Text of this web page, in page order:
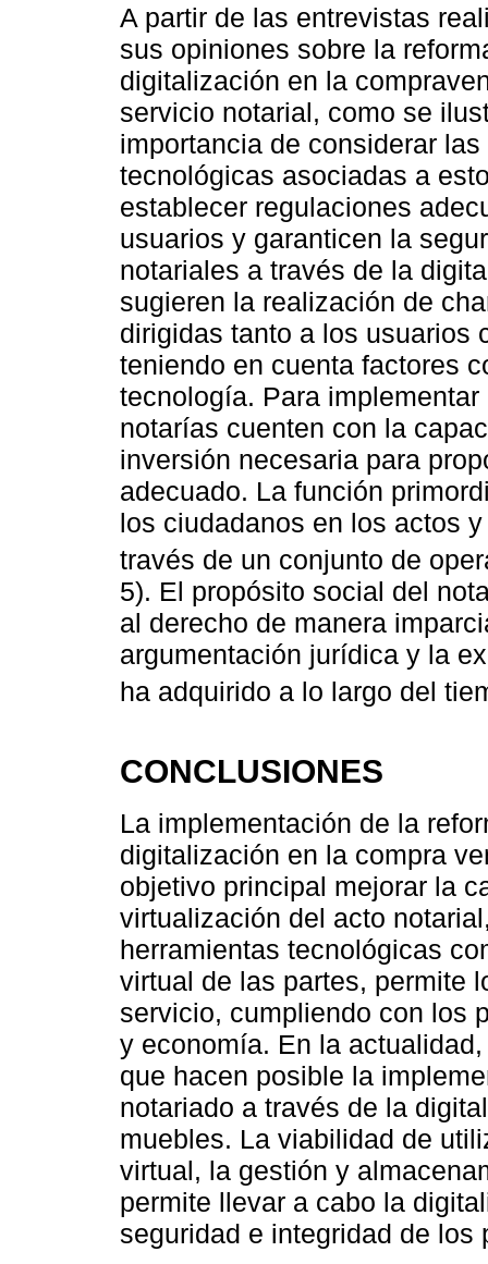
A partir de las entrevistas
sus opiniones sobre la
digitalización en la
servicio notarial, como se
importancia de considerar
tecnológicas asociadas a
establecer regulaciones
usuarios y garanticen la
notariales a través de la
sugieren la realización de
dirigidas tanto a los usuarios
teniendo en cuenta factores
tecnología. Para
notarías cuenten con la
inversión necesaria para
adecuado. La función
los ciudadanos en los actos
través de un conjunto de
5). El propósito social del
al derecho de manera
argumentación jurídica y la
ha adquirido a lo largo del
CONCLUSIONES
La implementación de la
digitalización en la compra
objetivo principal mejorar la
virtualización del acto
herramientas tecnológicas
virtual de las partes, permite
servicio, cumpliendo con los
y economía. En la
que hacen posible la
notariado a través de la
muebles. La viabilidad de
virtual, la gestión y
permite llevar a cabo la
seguridad e integridad de los